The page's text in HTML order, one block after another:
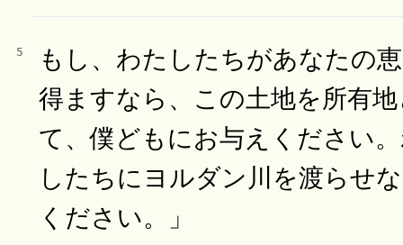
5
もし、わたしたちがあなたの
得ますなら、この土地を所有
て、僕どもにお与えください
したちにヨルダン川を渡らせ
ください。」